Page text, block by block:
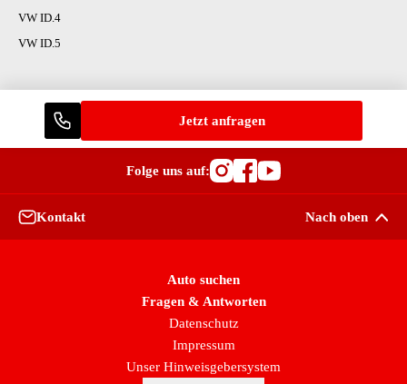
VW ID.4
VW ID.5
Jetzt anfragen
Folge uns auf:
Besuche
Besuche
Besuche
Kontakt Nach oben
Auto suchen
Fragen & Antworten
Datenschutz
Impressum
Unser Hinweisgebersystem